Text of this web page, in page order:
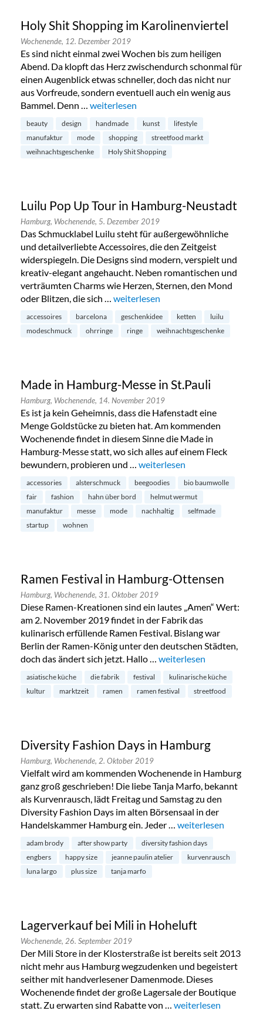
Holy Shit Shopping im Karolinenviertel
Wochenende, 12. Dezember 2019
Es sind nicht einmal zwei Wochen bis zum heiligen
Abend. Da klopft das Herz zwischendurch schonmal für
einen Augenblick etwas schneller, doch das nicht nur
aus Vorfreude, sondern eventuell auch ein wenig aus
Bammel. Denn … „Holy Shit Shopping im Karolinenviertel“
weiterlesen
beauty design handmade kunst
lifestyle
manufaktur
mode shopping
streetfood markt
weihnachtsgeschenke
Holy Shit Shopping
Luilu Pop Up Tour in Hamburg-Neustadt
Hamburg, Wochenende, 5. Dezember 2019
Das Schmucklabel Luilu steht für außergewöhnliche
und detailverliebte Accessoires, die den Zeitgeist
widerspiegeln. Die Designs sind modern, verspielt und
kreativ-elegant angehaucht. Neben romantischen und
verträumten Charms wie Herzen, Sternen, den Mond
oder Blitzen, die sich … „Luilu Pop Up Tour in Hamburg-
weiterlesen
accessoires barcelona geschenkidee ketten
luilu
modeschmuck
ohrringe ringe weihnachtsgeschenke
Made in Hamburg-Messe in St.Pauli
Hamburg, Wochenende, 14. November 2019
Es ist ja kein Geheimnis, dass die Hafenstadt eine
Menge Goldstücke zu bieten hat. Am kommenden
Wochenende findet in diesem Sinne die Made in
Hamburg-Messe statt, wo sich alles auf einem Fleck
bewundern, probieren und … „Made in Hamburg-Messe in
weiterlesen
accessories alsterschmuck beegoodies
bio baumwolle
fair
fashion hahn über bord
helmut wermut
manufaktur
messe mode nachhaltig
selfmade
startup
wohnen
Ramen Festival in Hamburg-Ottensen
Hamburg, Wochenende, 31. Oktober 2019
Diese Ramen-Kreationen sind ein lautes „Amen“ Wert:
am 2. November 2019 findet in der Fabrik das
kulinarisch erfüllende Ramen Festival. Bislang war
Berlin der Ramen-König unter den deutschen Städten,
doch das ändert sich jetzt. Hallo … „Ramen Festival in
weiterlesen
asiatische küche die fabrik festival
kulinarische küche
kultur
marktzeit ramen ramen festival streetfood
Diversity Fashion Days in Hamburg
Hamburg, Wochenende, 2. Oktober 2019
Vielfalt wird am kommenden Wochenende in Hamburg
ganz groß geschrieben! Die liebe Tanja Marfo, bekannt
als Kurvenrausch, lädt Freitag und Samstag zu den
Diversity Fashion Days im alten Börsensaal in der
Handelskammer Hamburg ein. Jeder … „Diversity Fashion
weiterlesen
adam brody after show party
diversity fashion days
engbers
happy size jeanne paulin atelier
kurvenrausch
luna largo
plus size tanja marfo
Lagerverkauf bei Mili in Hoheluft
Wochenende, 26. September 2019
Der Mili Store in der Klosterstraße ist bereits seit 2013
nicht mehr aus Hamburg wegzudenken und begeistert
seither mit handverlesener Damenmode. Dieses
Wochenende findet der große Lagersale der Boutique
statt. Zu erwarten sind Rabatte von … „Lagerverkauf bei
weiterlesen